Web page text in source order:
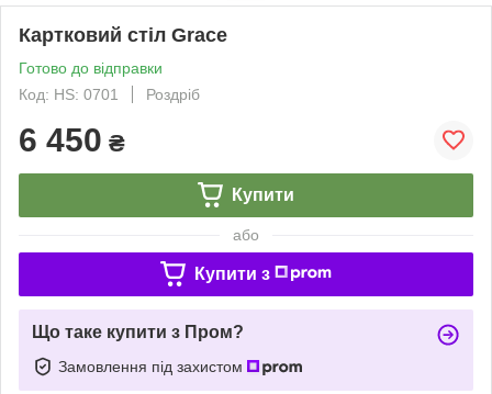
Картковий стіл Grace
Готово до відправки
Код: HS: 0701
Роздріб
6 450 ₴
Купити
або
Купити з
Що таке купити з Пром?
Замовлення під захистом